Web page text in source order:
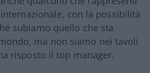
con la possibilità
subiamo quello che sta
ma non siamo nei tavoli
risposto il top manager.